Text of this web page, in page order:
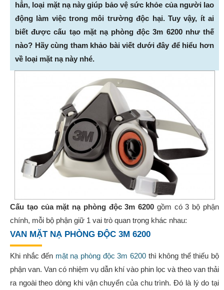
hẳn, loại mặt nạ này giúp bảo vệ sức khỏe của người lao
động làm việc trong môi trường độc hại. Tuy vậy, ít ai
biết được cấu tạo mặt nạ phòng độc 3m 6200 như thế
nào? Hãy cùng tham khảo bài viết dưới đây để hiểu hơn
về loại mặt nạ này nhé.
Cấu tạo của mặt nạ phòng độc 3m 6200 gồm có 3 bộ phận
chính, mỗi bộ phận giữ 1 vai trò quan trọng khác nhau:
VAN MẶT NẠ PHÒNG ĐỘC 3M 6200
Khi nhắc đến mặt nạ phòng độc 3m 6200thì không thể thiếu bộ
phận van. Van có nhiệm vụ dẫn khí vào phin lọc và theo van thải
ra ngoài theo dòng khi vận chuyển của chu trình. Đó là lý do tại